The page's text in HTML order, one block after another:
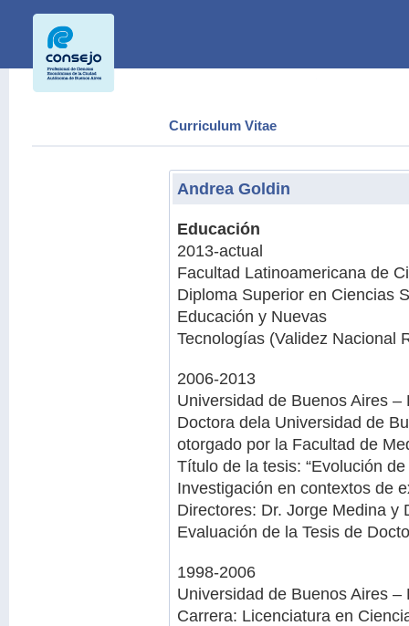
Curriculum Vitae
Andrea Goldin
Educación
2013-actual
Facultad Latinoamericana de
Diploma Superior en Ciencias
Educación y Nuevas
Tecnologías (Validez Nacional
2006-2013
Universidad de Buenos Aires
Doctora dela Universidad de
otorgado por la Facultad de
Título de la tesis: “Evolución
Investigación en contextos de
Directores: Dr. Jorge Medina y
Evaluación de la Tesis de
1998-2006
Universidad de Buenos Aires
Carrera: Licenciatura en